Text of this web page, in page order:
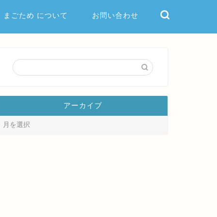
まごため について お問い合わせ
アーカイブ